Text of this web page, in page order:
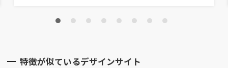
特徴が似ているデザインサイト